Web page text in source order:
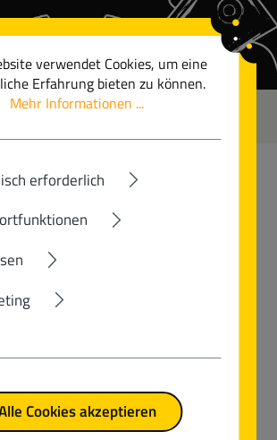
SX-70 EVO
verwendet Cookies, um eine
Erfahrung bieten zu können.
Mehr Informationen ...
erforderlich
Cookies akzeptieren